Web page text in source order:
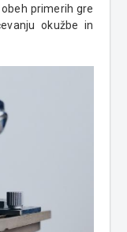
primerih gre
okužbe in